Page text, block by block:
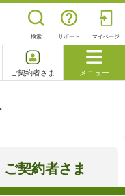
検索 サポート マイページ
ご契約者さま メニュー
相談予約 よくあるご質問
ご契約者さま